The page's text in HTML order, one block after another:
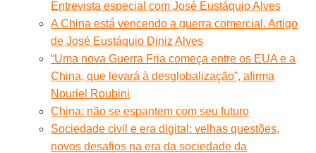
Entrevista especial com José Eustáquio Alves
A China está vencendo a guerra comercial. Artigo
de José Eustáquio Diniz Alves
“Uma nova Guerra Fria começa entre os EUA e a
China, que levará à desglobalização”, afirma
Nouriel Roubini
China: não se espantem com seu futuro
Sociedade civil e era digital: velhas questões,
novos desafios na era da sociedade da